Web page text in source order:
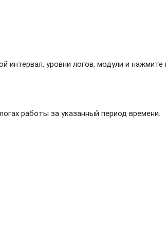
интервал, уровни логов, модули и нажмите
работы за указанный период времени.